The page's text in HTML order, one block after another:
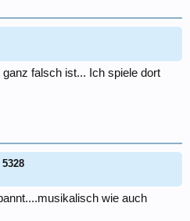
falsch ist... Ich spiele dort
wie auch